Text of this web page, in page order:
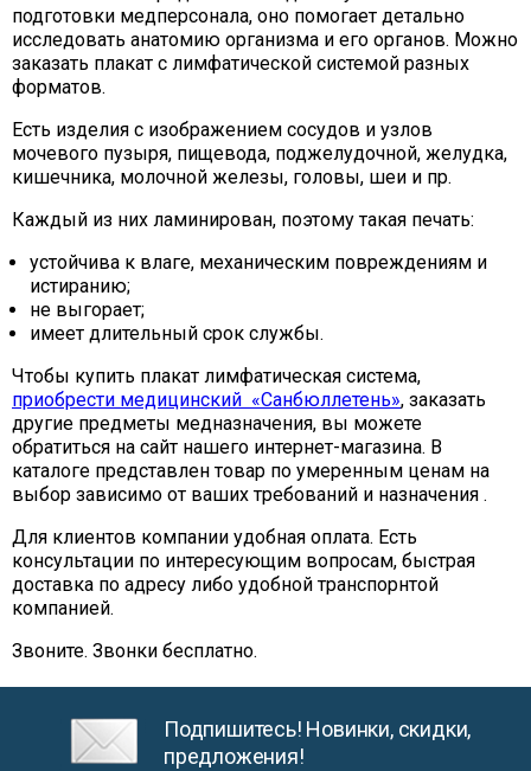
подготовки медперсонала, оно помогает детально
исследовать анатомию организма и его органов. Можно
заказать плакат с лимфатической системой разных
форматов.
Есть изделия с изображением сосудов и узлов
мочевого пузыря, пищевода, поджелудочной, желудка,
кишечника, молочной железы, головы, шеи и пр.
Каждый из них ламинирован, поэтому такая печать:
устойчива к влаге, механическим повреждениям и
истиранию;
не выгорает;
имеет длительный срок службы.
Чтобы купить плакат лимфатическая система,
приобрести медицинский «Санбюллетень», заказать
другие предметы медназначения, вы можете
обратиться на сайт нашего интернет-магазина. В
каталоге представлен товар по умеренным ценам на
выбор зависимо от ваших требований и назначения .
Для клиентов компании удобная оплата. Есть
консультации по интересующим вопросам, быстрая
доставка по адресу либо удобной транспорнтой
компанией.
Звоните. Звонки бесплатно.
Подпишитесь! Новинки, скидки,
предложения!